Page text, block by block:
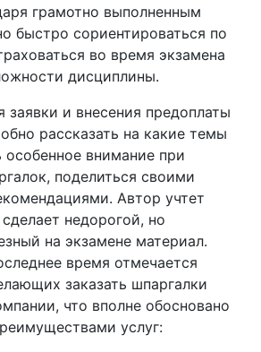
грамотно выполненным
быстро сориентироваться по
во время экзамена
дисциплины.
заявки и внесения предоплаты
рассказать на какие темы
особенное внимание при
поделиться своими
Автор учтет
недорогой, но
на экзамене материал.
время отмечается
заказать шпаргалки
что вполне обосновано
услуг: